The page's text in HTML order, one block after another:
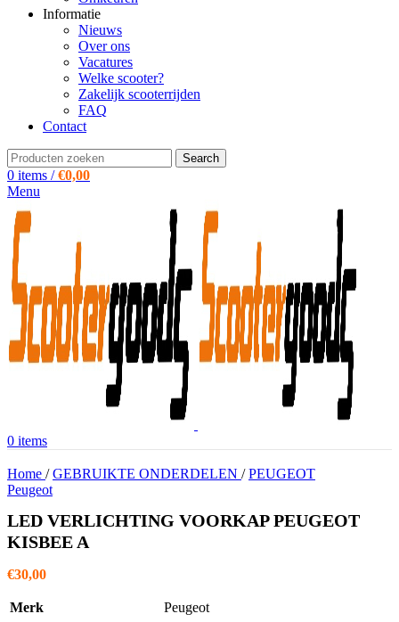
Informatie
Nieuws
Over ons
Vacatures
Welke scooter?
Zakelijk scooterrijden
FAQ
Contact
Search
0 items / €0,00
Menu
0 items
Home / GEBRUIKTE ONDERDELEN / PEUGEOT
Peugeot
LED VERLICHTING VOORKAP PEUGEOT
KISBEE A
€30,00
Merk Peugeot